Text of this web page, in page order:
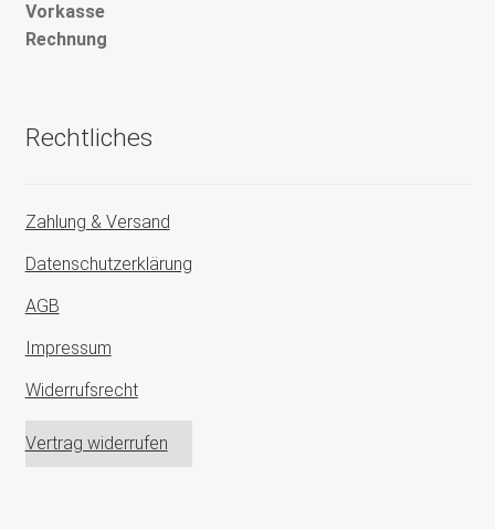
Vorkasse
Rechnung
Rechtliches
Zahlung & Versand
Datenschutzerklärung
AGB
Impressum
Widerrufsrecht
Vertrag widerrufen